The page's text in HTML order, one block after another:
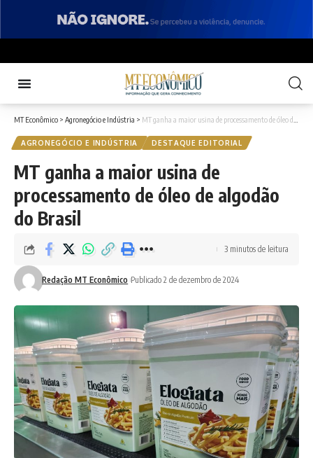
MT Econômico > Agronegócio e Indústria > MT ganha a maior usina de processamento de óleo de algodão do Brasil
AGRONEGÓCIO E INDÚSTRIA DESTAQUE EDITORIAL
MT ganha a maior usina de
processamento de óleo de algodão
do Brasil
Redação MT Econômico Publicado 2 de dezembro de 2024
3 minutos de leitura